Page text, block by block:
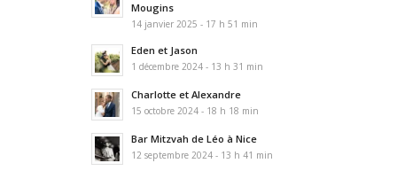
Mougins
14 janvier 2025 - 17 h 51 min
Eden et Jason
1 décembre 2024 - 13 h 31 min
Charlotte et Alexandre
15 octobre 2024 - 18 h 18 min
Bar Mitzvah de Léo à Nice
12 septembre 2024 - 13 h 41 min